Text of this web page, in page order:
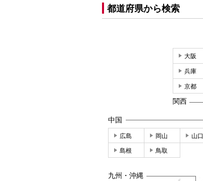
都道府県から検索
大阪
兵庫
京都
関西
中国
広島 岡山 山口
島根 鳥取
九州・沖縄